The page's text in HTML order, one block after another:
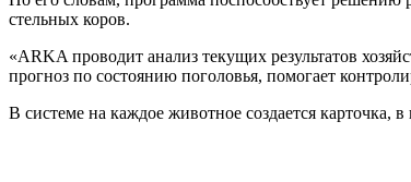
стельных коров.
«ARKA проводит анализ текущих результатов
прогноз по состоянию поголовья, помогает
В системе на каждое животное создается карточка,